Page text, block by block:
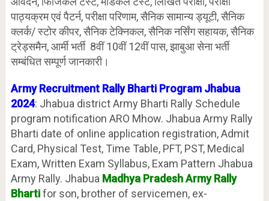
पाठ्यक्रम एवं पैटर्न, परीक्षा परिणाम, सैनिक सामान्य ड्यूटी, सैनिक
क्लर्क/ स्टोर कीपर, सैनिक टेक्निकल, सैनिक नर्सिंग सहायक, सैनिक
ट्रेड्समैन, आर्मी भर्ती 8वीं 10वीं 12वीं पास, झाबुआ सेना भर्ती
सम्बंधित सम्पूर्ण जानकारी।
Army Recruitment Rally Bharti Program Jhabua
2024: Jhabua district Army Bharti Rally Schedule
program notification ARO Mhow. Jhabua Army Rally
Bharti date of online application registration, Admit
Card, Physical Test, Time Table, PFT, PST, Medical
Exam, Written Exam Syllabus, Exam Pattern Jhabua
Army Rally. Jhabua Madhya Pradesh Army Rally
Bhartifor son, brother of servicemen, ex-